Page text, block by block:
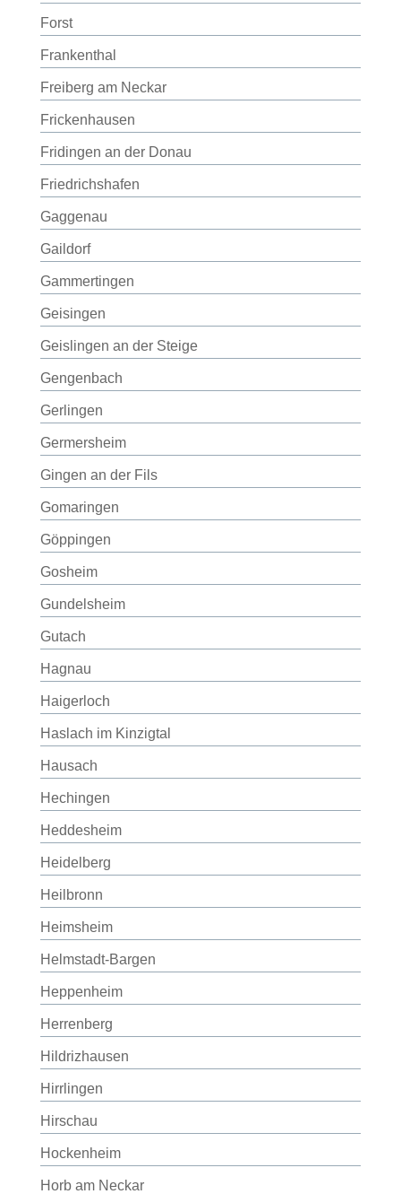
Forst
Frankenthal
Freiberg am Neckar
Frickenhausen
Fridingen an der Donau
Friedrichshafen
Gaggenau
Gaildorf
Gammertingen
Geisingen
Geislingen an der Steige
Gengenbach
Gerlingen
Germersheim
Gingen an der Fils
Gomaringen
Göppingen
Gosheim
Gundelsheim
Gutach
Hagnau
Haigerloch
Haslach im Kinzigtal
Hausach
Hechingen
Heddesheim
Heidelberg
Heilbronn
Heimsheim
Helmstadt-Bargen
Heppenheim
Herrenberg
Hildrizhausen
Hirrlingen
Hirschau
Hockenheim
Horb am Neckar